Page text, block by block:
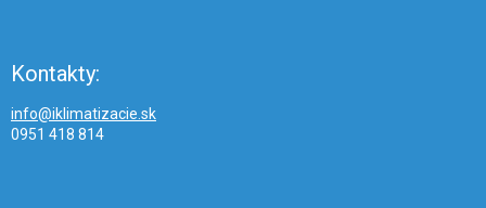
Kontakty:
info@iklimatizacie.sk
0951 418 814